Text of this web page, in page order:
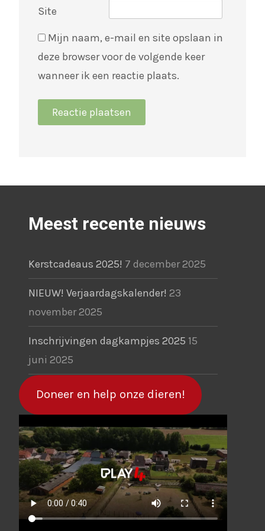
Site
Mijn naam, e-mail en site opslaan in
deze browser voor de volgende keer
wanneer ik een reactie plaats.
Meest recente nieuws
Kerstcadeaus 2025! 7 december 2025
NIEUW! Verjaardagskalender! 23
november 2025
Inschrijvingen dagkampjes 2025 15
juni 2025
Doneer en help onze dieren!